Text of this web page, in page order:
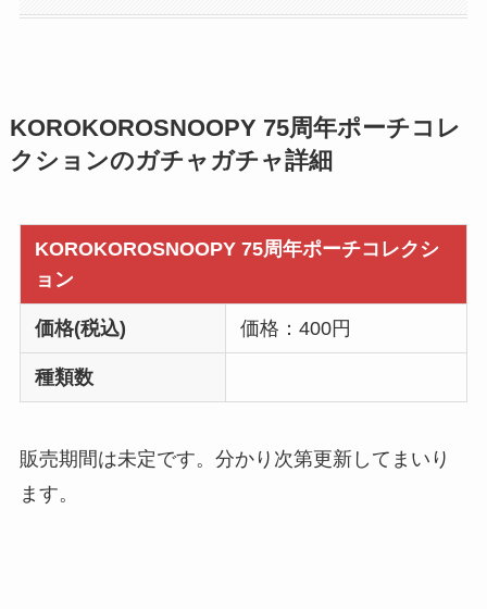
KOROKOROSNOOPY 75周年ポーチコレ
クションのガチャガチャ詳細
KOROKOROSNOOPY 75周年ポーチコレクシ
ョン
価格(税込) 価格：400円
種類数
販売期間は未定です。分かり次第更新してまいり
ます。